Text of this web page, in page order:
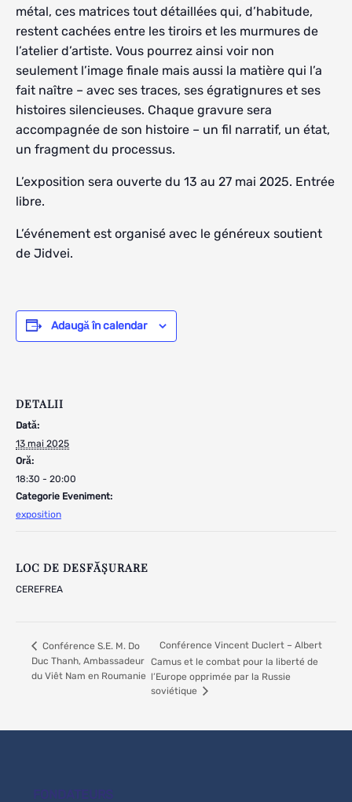
métal, ces matrices tout détaillées qui, d’habitude,
restent cachées entre les tiroirs et les murmures de
l’atelier d’artiste. Vous pourrez ainsi voir non
seulement l’image finale mais aussi la matière qui l’a
fait naître – avec ses traces, ses égratignures et ses
histoires silencieuses. Chaque gravure sera
accompagnée de son histoire – un fil narratif, un état,
un fragment du processus.
L’exposition sera ouverte du 13 au 27 mai 2025. Entrée
libre.
L’événement est organisé avec le généreux soutient
de Jidvei.
Adaugă în calendar
DETALII
Dată:
13 mai 2025
Oră:
18:30 - 20:00
Categorie Eveniment:
exposition
LOC DE DESFĂȘURARE
CEREFREA
Conférence S.E. M. Do
Duc Thanh, Ambassadeur
du Viêt Nam en Roumanie
Conférence Vincent Duclert – Albert
Camus et le combat pour la liberté de
l’Europe opprimée par la Russie
soviétique